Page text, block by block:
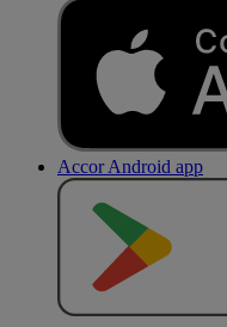
Accor Android app